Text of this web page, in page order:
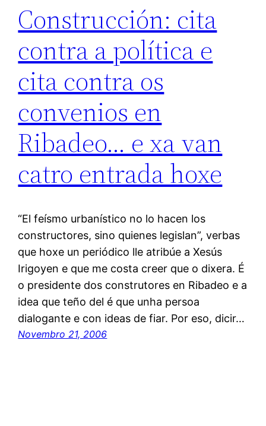
Construcción: cita
contra a política e
cita contra os
convenios en
Ribadeo… e xa van
catro entrada hoxe
“El feísmo urbanístico no lo hacen los
constructores, sino quienes legislan”, verbas
que hoxe un periódico lle atribúe a Xesús
Irigoyen e que me costa creer que o dixera. É
o presidente dos construtores en Ribadeo e a
idea que teño del é que unha persoa
dialogante e con ideas de fiar. Por eso, dicir…
Novembro 21, 2006